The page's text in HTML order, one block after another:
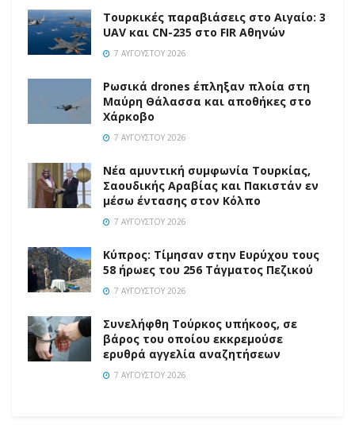
Τουρκικές παραβιάσεις στο Αιγαίο: 3
UAV και CN-235 στο FIR Αθηνών
7 ΑΥΓΟΎΣΤΟΥ 2026
Ρωσικά drones έπληξαν πλοία στη
Μαύρη Θάλασσα και αποθήκες στο
Χάρκοβο
7 ΑΥΓΟΎΣΤΟΥ 2026
Νέα αμυντική συμφωνία Τουρκίας,
Σαουδικής Αραβίας και Πακιστάν εν
μέσω έντασης στον Κόλπο
7 ΑΥΓΟΎΣΤΟΥ 2026
Κύπρος: Τίμησαν στην Ευρύχου τους
58 ήρωες του 256 Τάγματος Πεζικού
7 ΑΥΓΟΎΣΤΟΥ 2026
Συνελήφθη Τούρκος υπήκοος, σε
βάρος του οποίου εκκρεμούσε
ερυθρά αγγελία αναζητήσεων
7 ΑΥΓΟΎΣΤΟΥ 2026